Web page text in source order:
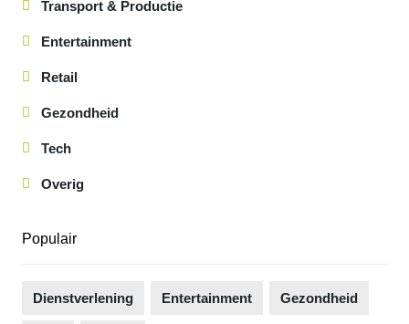
Transport & Productie
Entertainment
Retail
Gezondheid
Tech
Overig
Populair
Dienstverlening Entertainment Gezondheid